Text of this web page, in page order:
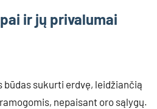
ir jų privalumai
būdas sukurti erdvę, leidžiančią
nepaisant oro sąlygų.